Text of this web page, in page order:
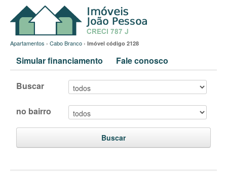
Apartamentos › Cabo Branco › Imóvel código 2128
Simular financiamento Fale conosco
Buscar
no bairro
Buscar